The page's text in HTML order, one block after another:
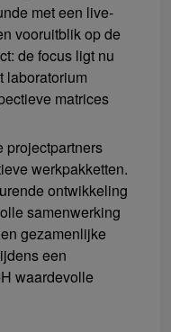
met een live-
vooruitblik op de
de focus ligt nu
laboratorium
matrices
projectpartners
werkpakketten.
ontwikkeling
samenwerking
gezamenlijke
een
waardevolle